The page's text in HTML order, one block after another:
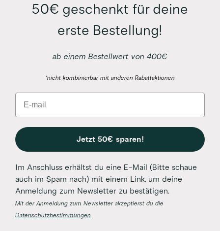
50€ geschenkt für deine
erste Bestellung!
ab einem Bestellwert von 400€
*nicht kombinierbar mit anderen Rabattaktionen
Email
Jetzt 50€ sparen!
Im Anschluss erhältst du eine E-Mail (Bitte schaue
auch im Spam nach) mit einem Link, um deine
Anmeldung zum Newsletter zu bestätigen.
Mit der Anmeldung zum Newsletter akzeptierst du die
Datenschutzbestimmungen.